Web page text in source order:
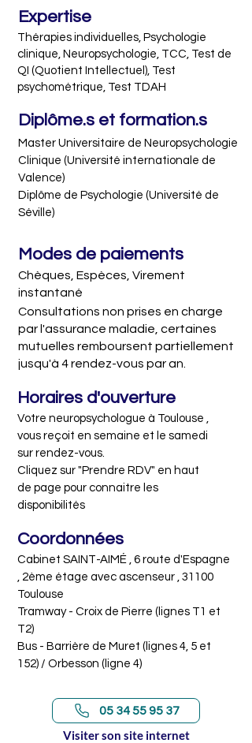
l'organisme d'évaluation national
Psycholabel.
Colère, stress, dépression , anxiété ,
addictions , troubles de la mémoire ou
souffriez d'un problème psychologique
ou d'un trouble neurologique, ou que
vous cherchiez tout simplement à
améliorer votre bien-être, je peux vous
aider.
troubles neuropsychologiques, tels que
les maladies neurodégénératives, les
lésions cérébrales traumatiques et les
troubles cognitifs liés à l'âge. Mon
approche est centrée sur le patient,
basée sur des méthodes scientifiques
éprouvées et adaptées à chaque
Ma passion pour la psychologie et la
neuropsychologie se refléte dans mon
travail, et je suis fière de pouvoir aider
mes patients à atteindre leurs
objectifs et à surmonter leurs
difficultés.
Je vous propose des consultations en
français et en espagnol.
Expertise
Thérapies individuelles, Psychologie
clinique, Neuropsychologie, TCC, Test de
QI (Quotient Intellectuel), Test
psychométrique, Test TDAH
Diplôme.s et formation.s
Master Universitaire de Neuropsychologie
Clinique (Université internationale de
Valence)
Diplôme de Psychologie (Université de
Séville)
Modes de paiements
Chèques, Espèces, Virement
instantané
Consultations non prises en charge
par l'assurance maladie, certaines
mutuelles remboursent partiellement
jusqu'à 4 rendez-vous par an.
Horaires d'ouverture
Votre neuropsychologue à Toulouse ,
vous reçoit en semaine et le samedi
sur rendez-vous.
Cliquez sur "Prendre RDV" en haut
de page pour connaitre les
disponibilités
Coordonnées
Cabinet SAINT-AIMÉ , 6 route d'Espagne
, 2ème étage avec ascenseur , 31100
Toulouse
Tramway - Croix de Pierre (lignes T1 et
T2)
Bus - Barrière de Muret (lignes 4, 5 et
152) / Orbesson (ligne 4)
05 34 55 95 37
Visiter son site internet